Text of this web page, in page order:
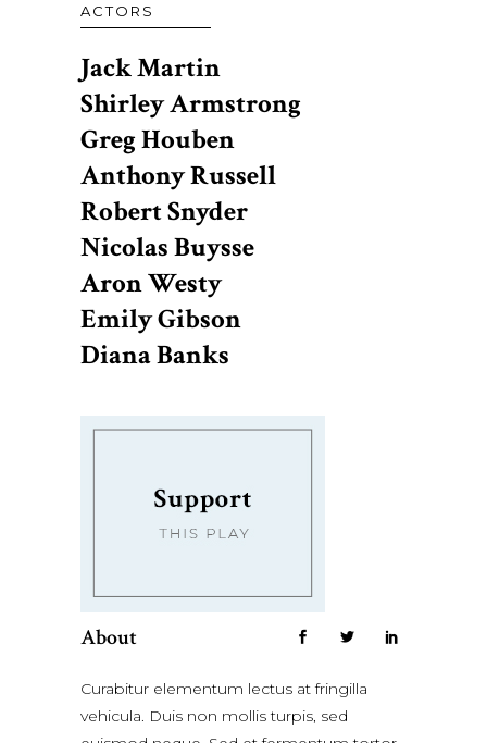
ACTORS
Jack Martin
Shirley Armstrong
Greg Houben
Anthony Russell
Robert Snyder
Nicolas Buysse
Aron Westy
Emily Gibson
Diana Banks
About
Curabitur elementum lectus at fringilla
vehicula. Duis non mollis turpis, sed